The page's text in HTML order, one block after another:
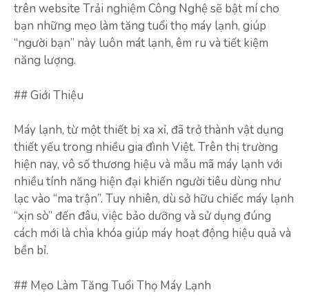
trên website Trải nghiệm Công Nghệ sẽ bật mí cho
bạn những mẹo làm tăng tuổi thọ máy lạnh, giúp
“người bạn” này luôn mát lạnh, êm ru và tiết kiệm
năng lượng.
## Giới Thiệu
Máy lạnh, từ một thiết bị xa xỉ, đã trở thành vật dụng
thiết yếu trong nhiều gia đình Việt. Trên thị trường
hiện nay, vô số thương hiệu và mẫu mã máy lạnh với
nhiều tính năng hiện đại khiến người tiêu dùng như
lạc vào “ma trận”. Tuy nhiên, dù sở hữu chiếc máy lạnh
“xịn sò” đến đâu, việc bảo dưỡng và sử dụng đúng
cách mới là chìa khóa giúp máy hoạt động hiệu quả và
bền bỉ.
## Mẹo Làm Tăng Tuổi Thọ Máy Lạnh